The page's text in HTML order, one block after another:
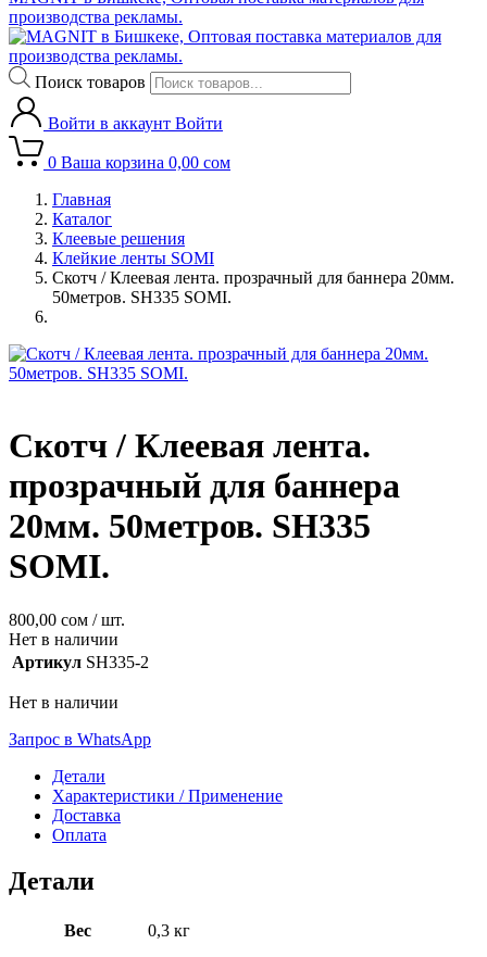
производства рекламы.
Поиск товаров
Войти в аккаунт Войти
0 Ваша корзина 0,00 сом
Главная
Каталог
Клеевые решения
Клейкие ленты SOMI
Скотч / Клеевая лента. прозрачный для баннера 20мм.
50метров. SH335 SOMI.
Скотч / Клеевая лента.
прозрачный для баннера
20мм. 50метров. SH335
SOMI.
800,00 сом / шт.
Нет в наличии
Артикул SH335-2
Нет в наличии
Запрос в WhatsApp
Детали
Характеристики / Применение
Доставка
Оплата
Детали
Вес 0,3 кг